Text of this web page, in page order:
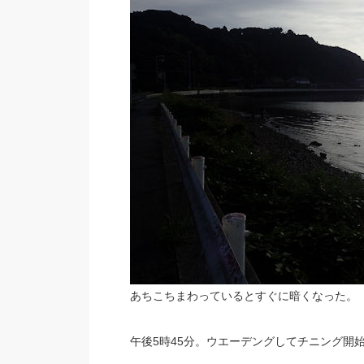
あちこちまわっているとすぐに暗くなった。
午後5時45分。ウエーデングしてチニング開